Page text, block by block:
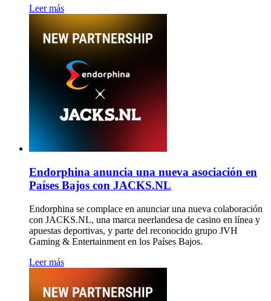
Leer más
Endorphina anuncia una nueva asociación en
Países Bajos con JACKS.NL
Endorphina se complace en anunciar una nueva colaboración
con JACKS.NL, una marca neerlandesa de casino en línea y
apuestas deportivas, y parte del reconocido grupo JVH
Gaming & Entertainment en los Países Bajos.
Leer más